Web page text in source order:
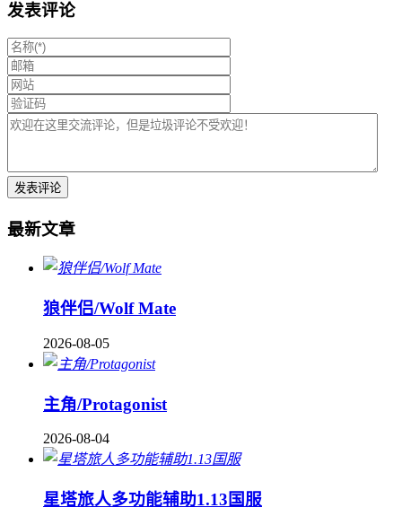
发表评论
最新文章
狼伴侣/Wolf Mate
2026-08-05
主角/Protagonist
2026-08-04
星塔旅人多功能辅助1.13国服